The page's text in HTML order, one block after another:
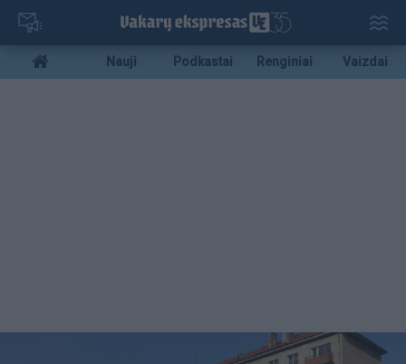
Pereiti
pagrindinį
turinį
Mobile
menu
Nauji Podkastai Renginiai Vaizdai